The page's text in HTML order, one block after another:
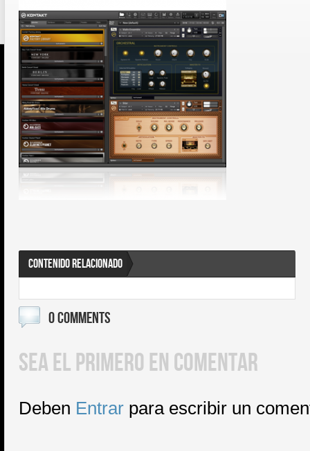
Tutorial de CLA Effects, aprende a
aplicar efectos a tus voces.
CONTENIDO RELACIONADO
0 COMMENTS
SEA EL PRIMERO EN COMENTAR
Deben Entrar para escribir un